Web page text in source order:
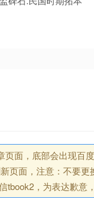
面，底部会出现百度
页面，注意：不要更
，为表达歉意